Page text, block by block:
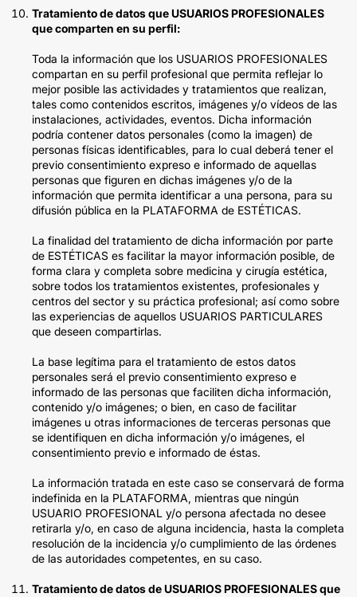
Tratamiento de datos que USUARIOS PROFESIONALES
que comparten en su perfil:
Toda la información que los USUARIOS PROFESIONALES
compartan en su perfil profesional que permita reflejar lo
mejor posible las actividades y tratamientos que realizan,
tales como contenidos escritos, imágenes y/o vídeos de las
instalaciones, actividades, eventos. Dicha información
podría contener datos personales (como la imagen) de
personas físicas identificables, para lo cual deberá tener el
previo consentimiento expreso e informado de aquellas
personas que figuren en dichas imágenes y/o de la
información que permita identificar a una persona, para su
difusión pública en la PLATAFORMA de ESTÉTICAS.
La finalidad del tratamiento de dicha información por parte
de ESTÉTICAS es facilitar la mayor información posible, de
forma clara y completa sobre medicina y cirugía estética,
sobre todos los tratamientos existentes, profesionales y
centros del sector y su práctica profesional; así como sobre
las experiencias de aquellos USUARIOS PARTICULARES
que deseen compartirlas.
La base legítima para el tratamiento de estos datos
personales será el previo consentimiento expreso e
informado de las personas que faciliten dicha información,
contenido y/o imágenes; o bien, en caso de facilitar
imágenes u otras informaciones de terceras personas que
se identifiquen en dicha información y/o imágenes, el
consentimiento previo e informado de éstas.
La información tratada en este caso se conservará de forma
indefinida en la PLATAFORMA, mientras que ningún
USUARIO PROFESIONAL y/o persona afectada no desee
retirarla y/o, en caso de alguna incidencia, hasta la completa
resolución de la incidencia y/o cumplimiento de las órdenes
de las autoridades competentes, en su caso.
Tratamiento de datos de USUARIOS PROFESIONALES que